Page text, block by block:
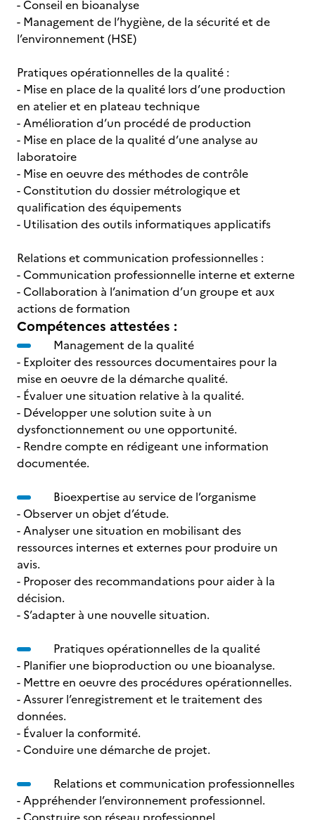
- Conseil en bioanalyse
- Management de l’hygiène, de la sécurité et de
l’environnement (HSE)
Pratiques opérationnelles de la qualité :
- Mise en place de la qualité lors d’une production
en atelier et en plateau technique
- Amélioration d’un procédé de production
- Mise en place de la qualité d’une analyse au
laboratoire
- Mise en oeuvre des méthodes de contrôle
- Constitution du dossier métrologique et
qualification des équipements
- Utilisation des outils informatiques applicatifs
Relations et communication professionnelles :
- Communication professionnelle interne et externe
- Collaboration à l’animation d’un groupe et aux
actions de formation
Compétences attestées :
Management de la qualité
- Exploiter des ressources documentaires pour la
mise en oeuvre de la démarche qualité.
- Évaluer une situation relative à la qualité.
- Développer une solution suite à un
dysfonctionnement ou une opportunité.
- Rendre compte en rédigeant une information
documentée.
Bioexpertise au service de l’organisme
- Observer un objet d’étude.
- Analyser une situation en mobilisant des
ressources internes et externes pour produire un
avis.
- Proposer des recommandations pour aider à la
décision.
- S’adapter à une nouvelle situation.
Pratiques opérationnelles de la qualité
- Planifier une bioproduction ou une bioanalyse.
- Mettre en oeuvre des procédures opérationnelles.
- Assurer l’enregistrement et le traitement des
données.
- Évaluer la conformité.
- Conduire une démarche de projet.
Relations et communication professionnelles
- Appréhender l’environnement professionnel.